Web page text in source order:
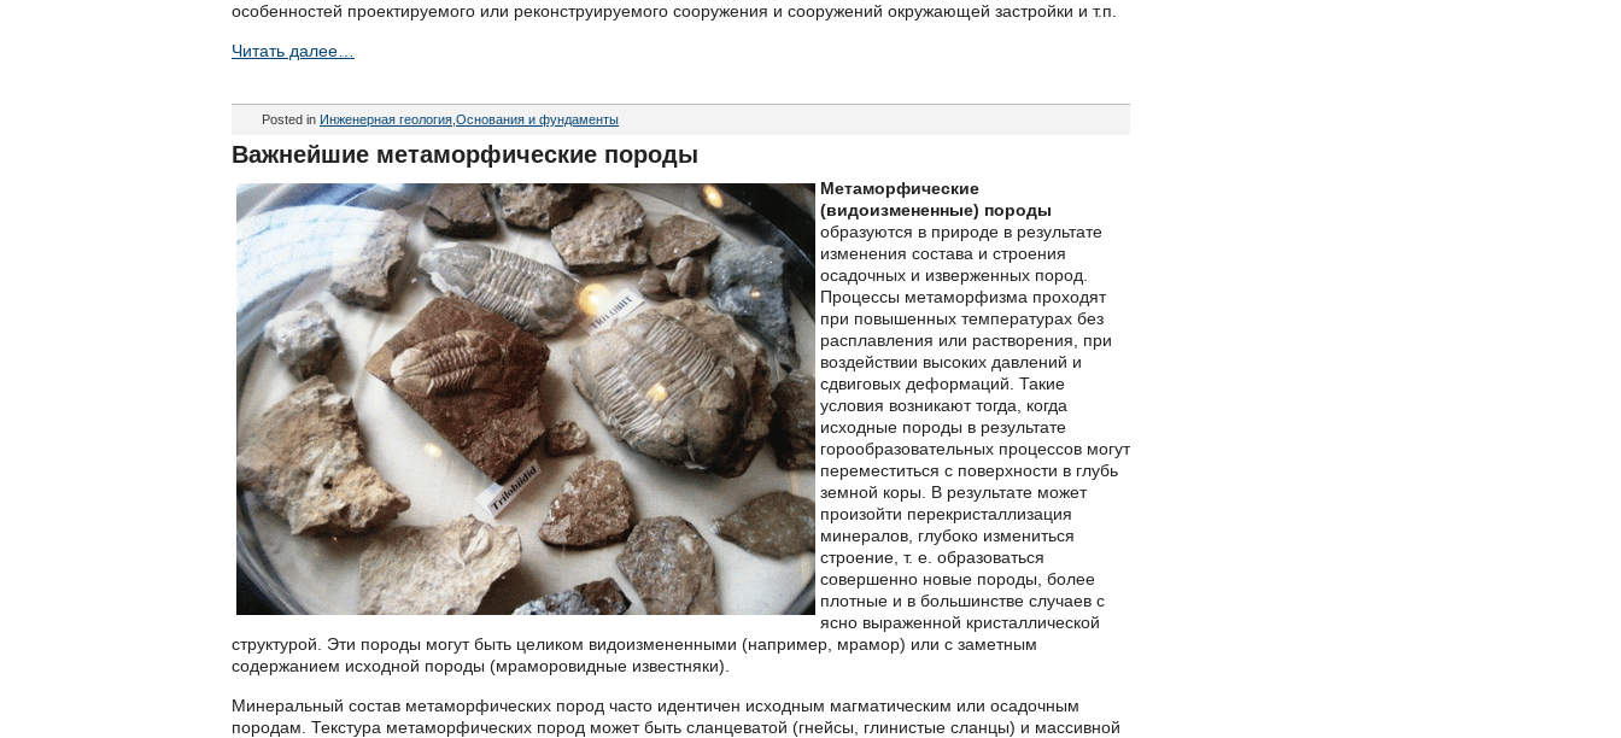
особенностей проектируемого или реконструируемого сооружения и сооружений окружающей застройки и т.п.
Читать далее…
Posted in Инженерная геология Основания и фундаменты
Важнейшие метаморфические породы
Метаморфические
(видоизмененные) породы
образуются в природе в результате
изменения состава и строения
осадочных и изверженных пород.
Процессы метаморфизма проходят
при повышенных температурах без
расплавления или растворения, при
воздействии высоких давлений и
сдвиговых деформаций. Такие
условия возникают тогда, когда
исходные породы в результате
горообразовательных процессов могут
переместиться с поверхности в глубь
земной коры. В результате может
произойти перекристаллизация
минералов, глубоко измениться
строение, т. е. образоваться
совершенно новые породы, более
плотные и в большинстве случаев с
ясно выраженной кристаллической
структурой. Эти породы могут быть целиком видоизмененными (например, мрамор) или с заметным
содержанием исходной породы (мраморовидные известняки).
Минеральный состав метаморфических пород часто идентичен исходным магматическим или осадочным
породам. Текстура метаморфических пород может быть сланцеватой (гнейсы, глинистые сланцы) и массивной